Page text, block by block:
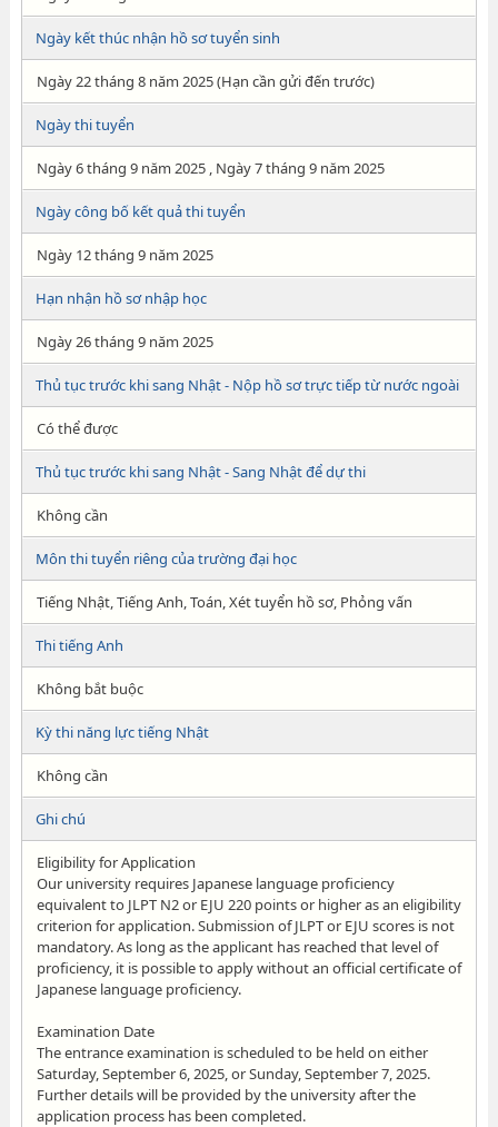
Ngày kết thúc nhận hồ sơ tuyển sinh
Ngày 22 tháng 8 năm 2025 (Hạn cần gửi đến trước)
Ngày thi tuyển
Ngày 6 tháng 9 năm 2025 , Ngày 7 tháng 9 năm 2025
Ngày công bố kết quả thi tuyển
Ngày 12 tháng 9 năm 2025
Hạn nhận hồ sơ nhập học
Ngày 26 tháng 9 năm 2025
Thủ tục trước khi sang Nhật - Nộp hồ sơ trực tiếp từ nước ngoài
Có thể được
Thủ tục trước khi sang Nhật - Sang Nhật để dự thi
Không cần
Môn thi tuyển riêng của trường đại học
Tiếng Nhật, Tiếng Anh, Toán, Xét tuyển hồ sơ, Phỏng vấn
Thi tiếng Anh
Không bắt buộc
Kỳ thi năng lực tiếng Nhật
Không cần
Ghi chú
Eligibility for Application
Our university requires Japanese language proficiency
equivalent to JLPT N2 or EJU 220 points or higher as an eligibility
criterion for application. Submission of JLPT or EJU scores is not
mandatory. As long as the applicant has reached that level of
proficiency, it is possible to apply without an official certificate of
Japanese language proficiency.
Examination Date
The entrance examination is scheduled to be held on either
Saturday, September 6, 2025, or Sunday, September 7, 2025.
Further details will be provided by the university after the
application process has been completed.